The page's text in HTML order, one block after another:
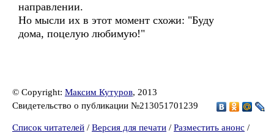
направлении.
Но мысли их в этот момент схожи: "Буду
дома, поцелую любимую!"
© Copyright: Максим Кутуров, 2013
Свидетельство о публикации №213051701239
Список читателей / Версия для печати / Разместить анонс /